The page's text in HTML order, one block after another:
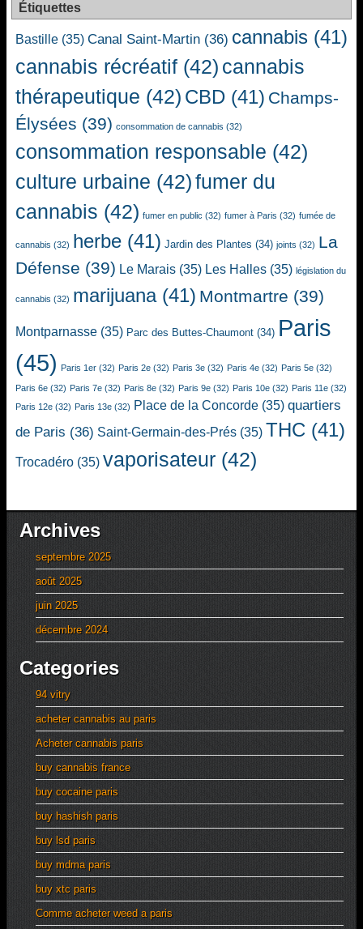
Étiquettes
Bastille (35) Canal Saint-Martin (36) cannabis (41)
cannabis récréatif (42) cannabis
thérapeutique (42) CBD (41) Champs-
Élysées (39) consommation de cannabis (32)
consommation responsable (42)
culture urbaine (42)fumer du
cannabis (42) fumer en public (32) fumer à Paris (32) fumée de
cannabis (32) herbe (41) Jardin des Plantes (34) joints (32) La
Défense (39) Le Marais (35) Les Halles (35) législation du
cannabis (32) marijuana(41) Montmartre (39)
Montparnasse (35) Parc des Buttes-Chaumont (34) Paris
(45) Paris 1er (32) Paris 2e (32) Paris 3e (32) Paris 4e (32) Paris 5e (32)
Paris 6e (32) Paris 7e (32) Paris 8e (32) Paris 9e (32) Paris 10e (32) Paris 11e (32)
Paris 12e (32) Paris 13e (32) Place de la Concorde (35) quartiers
de Paris (36) Saint-Germain-des-Prés (35) THC (41)
Trocadéro (35) vaporisateur (42)
Archives
septembre 2025
août 2025
juin 2025
décembre 2024
Categories
94 vitry
acheter cannabis au paris
Acheter cannabis paris
buy cannabis france
buy cocaine paris
buy hashish paris
buy lsd paris
buy mdma paris
buy xtc paris
Comme acheter weed a paris